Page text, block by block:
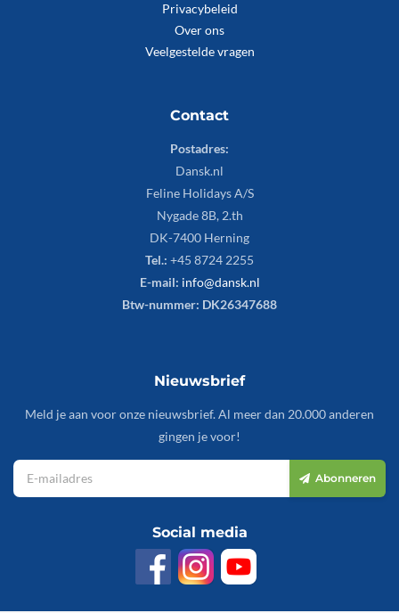
Privacybeleid
Over ons
Veelgestelde vragen
Contact
Postadres:
Dansk.nl
Feline Holidays A/S
Nygade 8B, 2.th
DK-7400 Herning
Tel.: +45 8724 2255
E-mail: info@dansk.nl
Btw-nummer: DK26347688
Nieuwsbrief
Meld je aan voor onze nieuwsbrief. Al meer dan 20.000 anderen
gingen je voor!
Abonneren
Social media